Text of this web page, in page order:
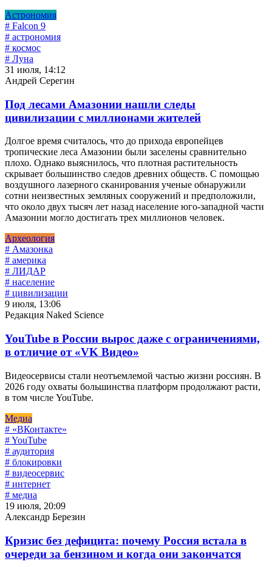
Астрономия
# Falcon 9
# астрономия
# космос
# Луна
31 июля, 14:12
Андрей Серегин
Под лесами Амазонии нашли следы
цивилизации с миллионами жителей
Долгое время считалось, что до прихода европейцев
тропические леса Амазонии были заселены сравнительно
плохо. Однако выяснилось, что плотная растительность
скрывает большинство следов древних обществ. С помощью
воздушного лазерного сканирования ученые обнаружили
сотни неизвестных земляных сооружений и предположили,
что около двух тысяч лет назад население юго-западной части
Амазонии могло достигать трех миллионов человек.
Археология
# Амазонка
# америка
# ЛИДАР
# население
# цивилизации
9 июля, 13:06
Редакция Naked Science
YouTube в России вырос даже с ограничениями,
в отличие от «VK Видео»
Видеосервисы стали неотъемлемой частью жизни россиян. В
2026 году охваты большинства платформ продолжают расти,
в том числе YouTube.
Медиа
# «ВКонтакте»
# YouTube
# аудитория
# блокировки
# видеосервис
# интернет
# медиа
19 июля, 20:09
Александр Березин
Кризис без дефицита: почему Россия встала в
очереди за бензином и когда они закончатся